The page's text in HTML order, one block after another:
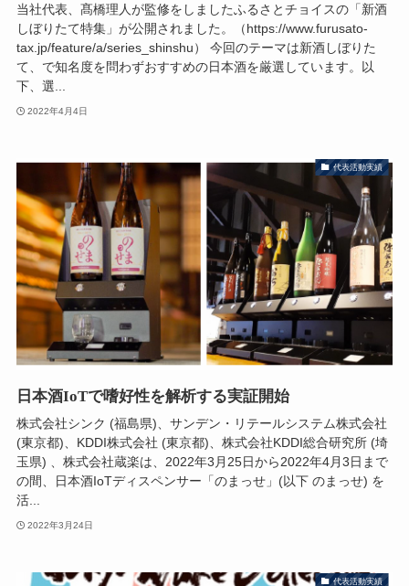
当社代表、髙橋理人が監修をしましたふるさとチョイスの「新酒
しぼりたて特集」が公開されました。（https://www.furusato-
tax.jp/feature/a/series_shinshu） 今回のテーマは新酒しぼりた
て、で知名度を問わずおすすめの日本酒を厳選しています。以
下、選...
2022年4月4日
代表活動実績
日本酒IoTで嗜好性を解析する実証開始
株式会社シンク (福島県)、サンデン・リテールシステム株式会社
(東京都)、KDDI株式会社 (東京都)、株式会社KDDI総合研究所 (埼
玉県) 、株式会社蔵楽は、2022年3月25日から2022年4月3日まで
の間、日本酒IoTディスペンサー「のまっせ」(以下 のまっせ) を
活...
2022年3月24日
代表活動実績